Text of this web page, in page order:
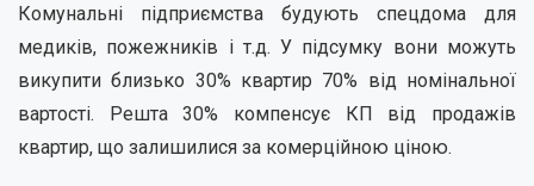
Комунальні підприємства будують спецдома для
медиків, пожежників і т.д. У підсумку вони можуть
викупити близько 30% квартир 70% від номінальної
вартості. Решта 30% компенсує КП від продажів
квартир, що залишилися за комерційною ціною.